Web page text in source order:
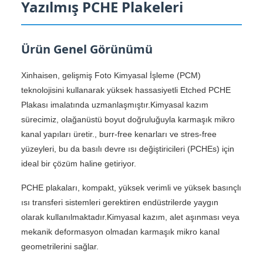
Yazılmış PCHE Plakeleri
Ürün Genel Görünümü
Xinhaisen, gelişmiş Foto Kimyasal İşleme (PCM)
teknolojisini kullanarak yüksek hassasiyetli Etched PCHE
Plakası imalatında uzmanlaşmıştır.Kimyasal kazım
sürecimiz, olağanüstü boyut doğruluğuyla karmaşık mikro
kanal yapıları üretir., burr-free kenarları ve stres-free
yüzeyleri, bu da basılı devre ısı değiştiricileri (PCHEs) için
ideal bir çözüm haline getiriyor.
PCHE plakaları, kompakt, yüksek verimli ve yüksek basınçlı
ısı transferi sistemleri gerektiren endüstrilerde yaygın
olarak kullanılmaktadır.Kimyasal kazım, alet aşınması veya
mekanik deformasyon olmadan karmaşık mikro kanal
geometrilerini sağlar.